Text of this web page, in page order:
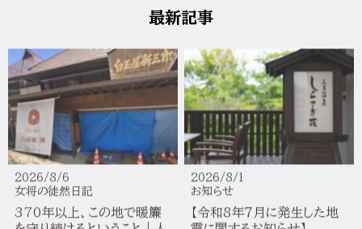
最新記事
2026/8/6
女将の徒然日記
370年以上、この地で暖簾
を守り続けるということ｜人
2026/8/1
お知らせ
【令和8年７月に発生した地
震に関するお知らせ】